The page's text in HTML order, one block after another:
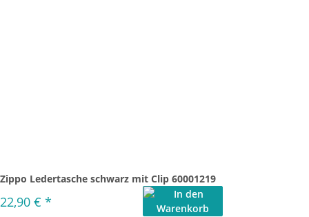
Zippo Ledertasche schwarz mit Clip 60001219
22,90 € *